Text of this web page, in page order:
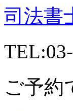
司法書
ご予約